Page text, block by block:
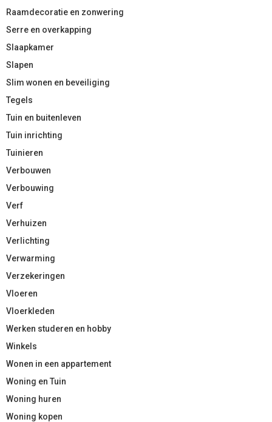
Raamdecoratie en zonwering
Serre en overkapping
Slaapkamer
Slapen
Slim wonen en beveiliging
Tegels
Tuin en buitenleven
Tuin inrichting
Tuinieren
Verbouwen
Verbouwing
Verf
Verhuizen
Verlichting
Verwarming
Verzekeringen
Vloeren
Vloerkleden
Werken studeren en hobby
Winkels
Wonen in een appartement
Woning en Tuin
Woning huren
Woning kopen